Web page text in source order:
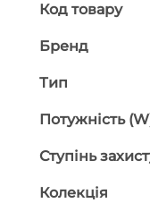
Код товару
Бренд
Тип
Потужність
Ступінь
Колекція